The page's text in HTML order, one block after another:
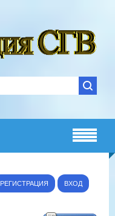
РЕГИСТРАЦИЯ ВХОД